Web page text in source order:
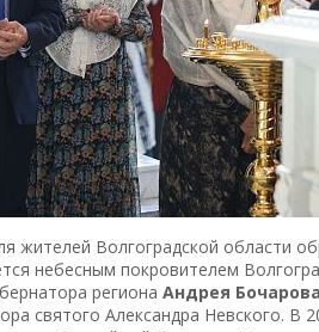
жителей Волгоградской области
небесным покровителем
региона Андрея Бочарова
святого Александра Невского. В